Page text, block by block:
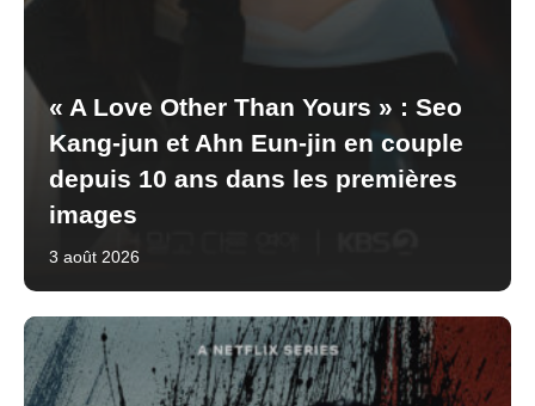
« A Love Other Than Yours » : Seo
Kang-jun et Ahn Eun-jin en couple
depuis 10 ans dans les premières
images
3 août 2026